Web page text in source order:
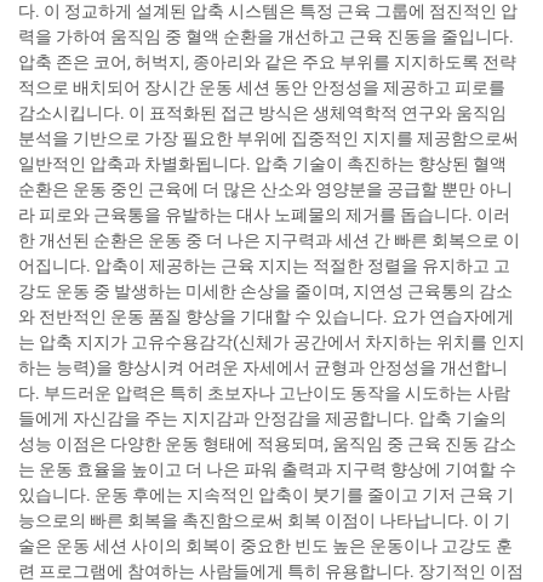
다. 이 정교하게 설계된 압축 시스템은 특정 근육 그룹에 점진적인 압
력을 가하여 움직임 중 혈액 순환을 개선하고 근육 진동을 줄입니다.
압축 존은 코어, 허벅지, 종아리와 같은 주요 부위를 지지하도록 전략
적으로 배치되어 장시간 운동 세션 동안 안정성을 제공하고 피로를
감소시킵니다. 이 표적화된 접근 방식은 생체역학적 연구와 움직임
분석을 기반으로 가장 필요한 부위에 집중적인 지지를 제공함으로써
일반적인 압축과 차별화됩니다. 압축 기술이 촉진하는 향상된 혈액
순환은 운동 중인 근육에 더 많은 산소와 영양분을 공급할 뿐만 아니
라 피로와 근육통을 유발하는 대사 노폐물의 제거를 돕습니다. 이러
한 개선된 순환은 운동 중 더 나은 지구력과 세션 간 빠른 회복으로 이
어집니다. 압축이 제공하는 근육 지지는 적절한 정렬을 유지하고 고
강도 운동 중 발생하는 미세한 손상을 줄이며, 지연성 근육통의 감소
와 전반적인 운동 품질 향상을 기대할 수 있습니다. 요가 연습자에게
는 압축 지지가 고유수용감각(신체가 공간에서 차지하는 위치를 인지
하는 능력)을 향상시켜 어려운 자세에서 균형과 안정성을 개선합니
다. 부드러운 압력은 특히 초보자나 고난이도 동작을 시도하는 사람
들에게 자신감을 주는 지지감과 안정감을 제공합니다. 압축 기술의
성능 이점은 다양한 운동 형태에 적용되며, 움직임 중 근육 진동 감소
는 운동 효율을 높이고 더 나은 파워 출력과 지구력 향상에 기여할 수
있습니다. 운동 후에는 지속적인 압축이 붓기를 줄이고 기저 근육 기
능으로의 빠른 회복을 촉진함으로써 회복 이점이 나타납니다. 이 기
술은 운동 세션 사이의 회복이 중요한 빈도 높은 운동이나 고강도 훈
련 프로그램에 참여하는 사람들에게 특히 유용합니다. 장기적인 이점